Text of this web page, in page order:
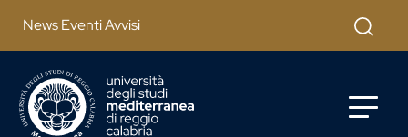
News Eventi Avvisi Cerca